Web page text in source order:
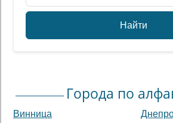
Найти
Города по
Винница